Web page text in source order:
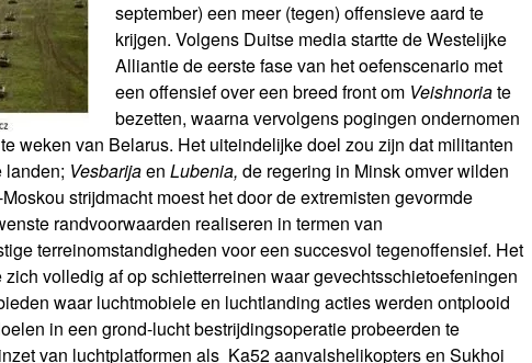
september) een meer (tegen) offensieve aard te
krijgen. Volgens Duitse media startte de Westelijke
Alliantie de eerste fase van het oefenscenario met
een offensief over een breed front om Veishnoriate
bezetten, waarna vervolgens pogingen ondernomen
weken van Belarus. Het uiteindelijke doel zou zijn dat militanten
landen; Vesbarijaen Lubenia, de regering in Minsk omver wilden
strijdmacht moest het door de extremisten gevormde
randvoorwaarden realiseren in termen van
terreinomstandigheden voor een succesvol tegenoffensief. Het
volledig af op schietterreinen waar gevechtsschietoefeningen
waar luchtmobiele en luchtlanding acties werden ontplooid
in een grond-lucht bestrijdingsoperatie probeerden te
van luchtplatformen als Ka52 aanvalshelikopters en Sukhoi